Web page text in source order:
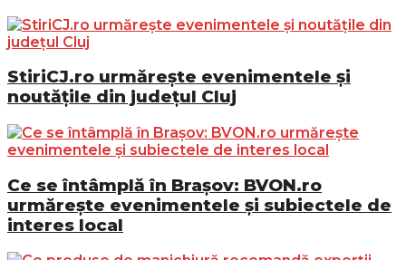
StiriCJ.ro urmărește evenimentele și
noutățile din județul Cluj
Ce se întâmplă în Brașov: BVON.ro
urmărește evenimentele și subiectele de
interes local